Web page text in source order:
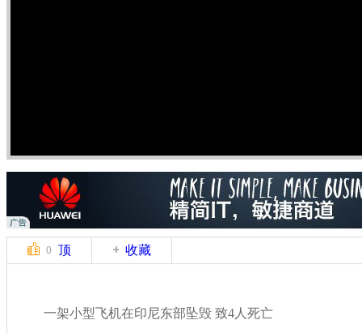
0 顶 收藏
一架小型飞机在印尼东部坠毁 致4人死亡